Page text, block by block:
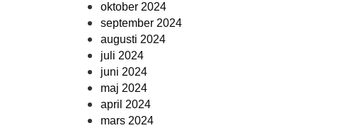
oktober 2024
september 2024
augusti 2024
juli 2024
juni 2024
maj 2024
april 2024
mars 2024